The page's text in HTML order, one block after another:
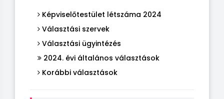
Képviselőtestület létszáma 2024
Választási szervek
Választási ügyintézés
2024. évi általános választások
Korábbi választások